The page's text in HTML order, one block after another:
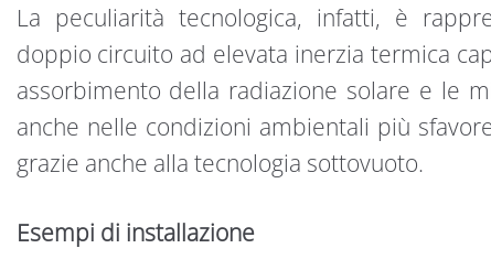
La peculiarità tecnologica, infatti, è
doppio circuito ad elevata inerzia termica
assorbimento della radiazione solare e le
anche nelle condizioni ambientali più
grazie anche alla tecnologia sottovuoto.
Esempi di installazione